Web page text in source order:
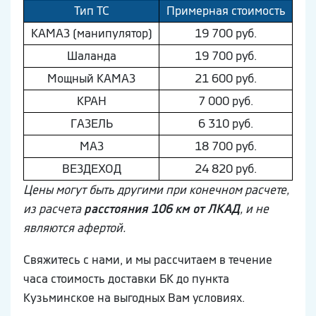
Тип ТС
Примерная стоимость
КAМAЗ (манипулятор)
19 700 руб.
Шaлaнда
19 700 руб.
Мощный КAМAЗ
21 600 руб.
КРАН
7 000 руб.
ГAЗEЛЬ
6 310 руб.
МAЗ
18 700 руб.
ВEЗДEХОД
24 820 руб.
Цены могут быть другими при конечном расчете,
из расчетарасстояния 106 км от ЛКАД, и не
являются афертой.
Свяжитесь с нами, и мы рассчитаем в течение
часа стоимость доставки БК до пункта
Кузьминское на выгодных Вам условиях.